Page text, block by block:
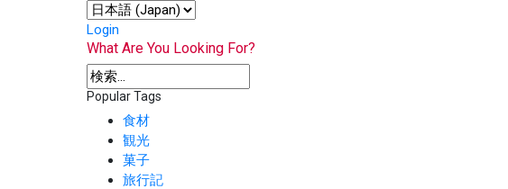
Login
What Are You Looking For?
Popular Tags
食材
観光
菓子
旅行記